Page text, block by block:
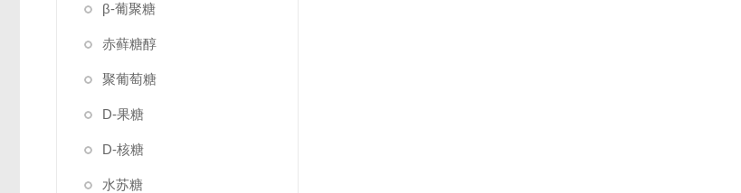
β-葡聚糖
赤藓糖醇
聚葡萄糖
D-果糖
D-核糖
水苏糖